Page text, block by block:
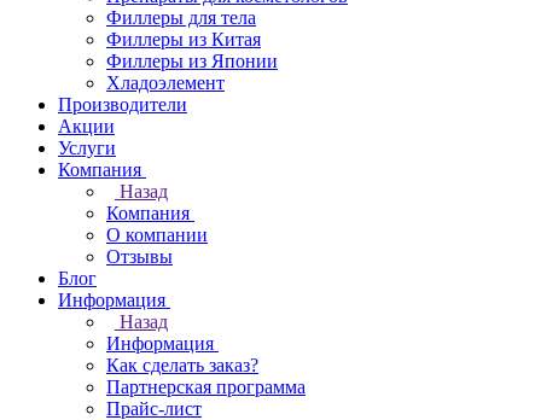
Филлеры для тела
Филлеры из Китая
Филлеры из Японии
Хладоэлемент
Производители
Акции
Услуги
Компания
Назад
Компания
О компании
Отзывы
Блог
Информация
Назад
Информация
Как сделать заказ?
Партнерская программа
Прайс-лист